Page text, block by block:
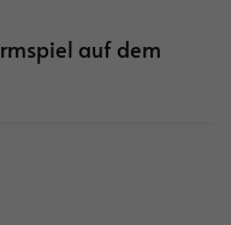
auf dem